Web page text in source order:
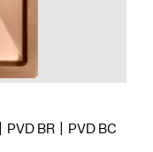
PVD BR PVD BC